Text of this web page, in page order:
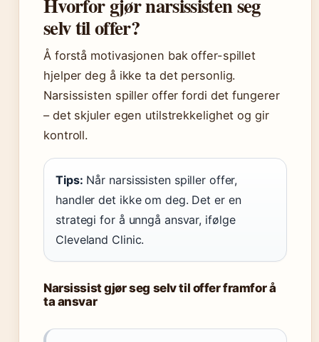
selv til offer?
Å forstå motivasjonen bak offer-spillet
hjelper deg å ikke ta det personlig.
Narsissisten spiller offer fordi det fungerer
– det skjuler egen utilstrekkelighet og gir
kontroll.
Tips: Når narsissisten spiller offer,
handler det ikke om deg. Det er en
strategi for å unngå ansvar, ifølge
Cleveland Clinic.
Narsissist gjør seg selv til offer framfor å
ta ansvar